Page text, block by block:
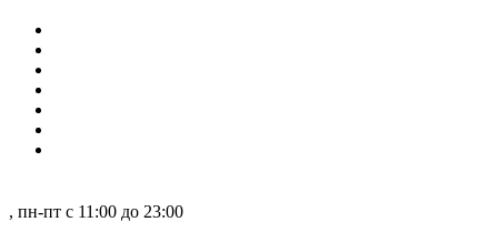
, пн-пт с 11:00 до 23:00